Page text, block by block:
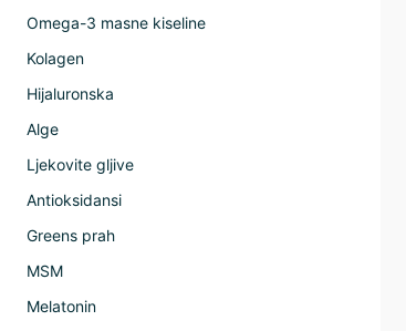
Omega-3 masne kiseline
Kolagen
Hijaluronska
Alge
Ljekovite gljive
Antioksidansi
Greens prah
MSM
Melatonin